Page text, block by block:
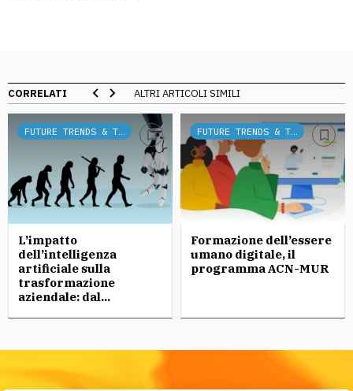
CORRELATI ALTRI ARTICOLI SIMILI
FUTURE TRENDS & TECH
L’impatto
dell’intelligenza
artificiale sulla
trasformazione
aziendale: dal...
FUTURE TRENDS & TECH
Formazione dell’essere
umano digitale, il
programma ACN-MUR